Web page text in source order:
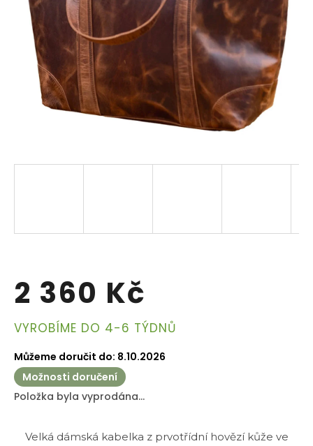
2 360 Kč
Měrná
cena:
VYROBÍME DO 4-6 TÝDNŮ
Můžeme doručit do: 8.10.2026
Možnosti doručení
Položka byla vyprodána…
Velká dámská kabelka z prvotřídní hovězí kůže ve